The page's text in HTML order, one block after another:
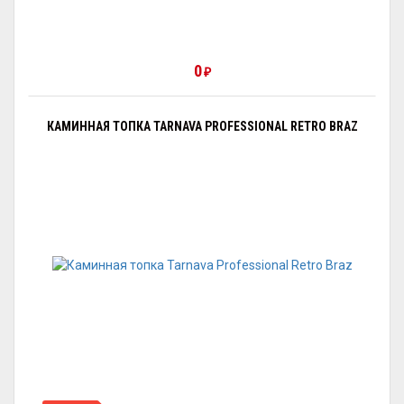
0₽
КАМИННАЯ ТОПКА TARNAVA PROFESSIONAL RETRO BRAZ